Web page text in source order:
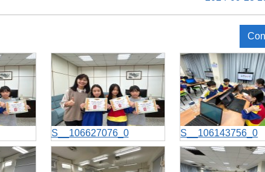
S__106627076_0 S__106143756_0